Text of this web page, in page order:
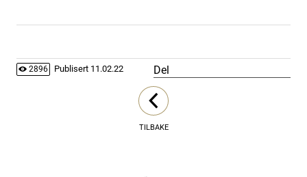
2896 Publisert 11.02.22
TILBAKE
Del